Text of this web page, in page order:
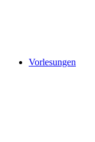
Vorlesungen